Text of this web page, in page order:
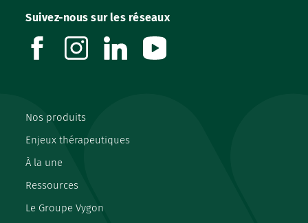
Nos produits
Enjeux thérapeutiques
À la une
Ressources
Le Groupe Vygon
Suivez-nous sur les réseaux
facebookinstagramlinkedin